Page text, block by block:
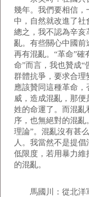
幾年。我們要相信，
中，自然就改進了社
總之，我不認為辛亥
亂。有些關心中國前
再有混亂。“革命”確
命”而言，我也贊成“
群體抗爭，要求合理
應該贊同這種革命
威，造成混亂，那
姓的命運了。而混亂
序，也無絕對的混
理論”。混亂沒有甚
人。我當然不是提
低限度，若用暴力維
的混亂。
馬國川：從北洋軍